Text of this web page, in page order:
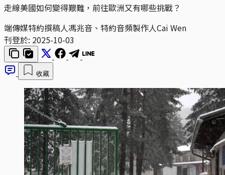
走線美國如何變得艱難，前往歐洲又有哪些挑戰？
端傳媒特約撰稿人馮兆音、特約音頻製作人Cai Wen
刊登於: 2025-10-03
收藏